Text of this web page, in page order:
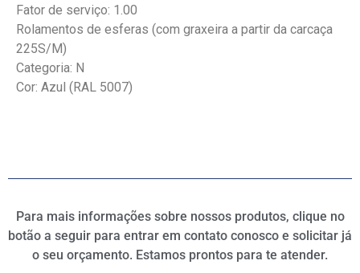
Fator de serviço: 1.00
Rolamentos de esferas (com graxeira a partir da carcaça
225S/M)
Categoria: N
Cor: Azul (RAL 5007)
Para mais informações sobre nossos produtos, clique no
botão a seguir para entrar em contato conosco e solicitar já
o seu orçamento. Estamos prontos para te atender.